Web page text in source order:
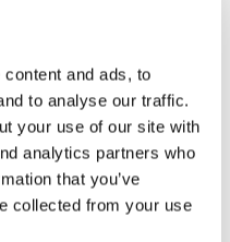
and ads, to
to analyse our traffic.
your use of our site with
analytics partners who
that you’ve
collected from your use
том, что вам
количестве
неявки - это
что из-за них